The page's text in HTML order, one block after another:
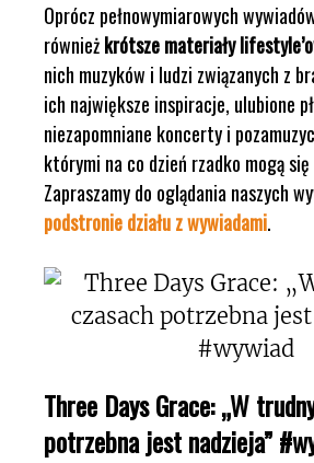
Oprócz pełnowymiarowych
równieżkrótsze materiały
nich muzyków i ludzi związanych z
ich największe inspiracje, ulubione
niezapomniane koncerty i
którymi na co dzień rzadko mogą
Zapraszamy do oglądania naszych
podstronie działu z wywiadami.
Three Days Grace: „W
potrzebna jest nadzieja”